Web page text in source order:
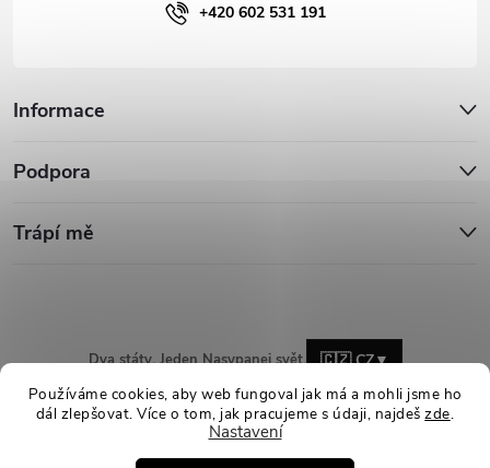
Používáme cookies, aby web fungoval jak má a mohli jsme ho
dál zlepšovat. Více o tom, jak pracujeme s údaji, najdešzde.
Nastavení
Informace
Podpora
Trápí mě
+420 602 531 191
Dva státy. Jeden Nasypanej svět. 🇨🇿 CZ▼
Copyright 2026Nasypanej.cz. Všechna práva vyhrazena.